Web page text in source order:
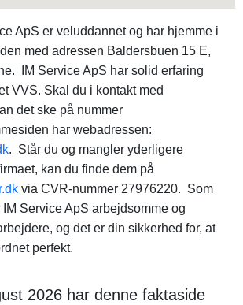
ApS er veluddannet og har hjemme i
med adressen Baldersbuen 15 E,
IM Service ApS har solid erfaring
VVS. Skal du i kontakt med
det ske på nummer
har webadressen:
. Står du og mangler yderligere
kan du finde dem på
via CVR-nummer 27976220. Som
Service ApS arbejdsomme og
og det er din sikkerhed for, at
perfekt.
2026 har denne faktaside